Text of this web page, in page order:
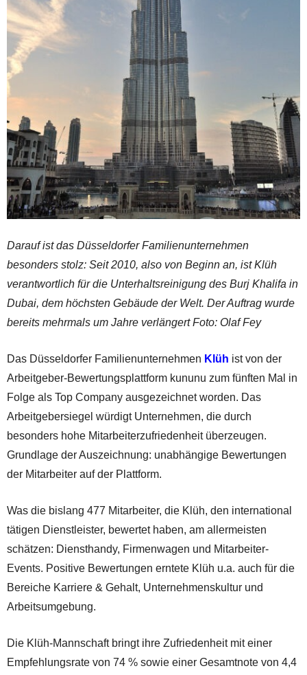
Darauf ist das Düsseldorfer Familienunternehmen
besonders stolz: Seit 2010, also von Beginn an, ist Klüh
verantwortlich für die Unterhaltsreinigung des Burj Khalifa in
Dubai, dem höchsten Gebäude der Welt. Der Auftrag wurde
bereits mehrmals um Jahre verlängert Foto: Olaf Fey
Das Düsseldorfer Familienunternehmen Klüh ist von der
Arbeitgeber-Bewertungsplattform kununu zum fünften Mal in
Folge als Top Company ausgezeichnet worden. Das
Arbeitgebersiegel würdigt Unternehmen, die durch
besonders hohe Mitarbeiterzufriedenheit überzeugen.
Grundlage der Auszeichnung: unabhängige Bewertungen
der Mitarbeiter auf der Plattform.
Was die bislang 477 Mitarbeiter, die Klüh, den international
tätigen Dienstleister, bewertet haben, am allermeisten
schätzen: Diensthandy, Firmenwagen und Mitarbeiter-
Events. Positive Bewertungen erntete Klüh u.a. auch für die
Bereiche Karriere & Gehalt, Unternehmenskultur und
Arbeitsumgebung.
Die Klüh-Mannschaft bringt ihre Zufriedenheit mit einer
Empfehlungsrate von 74 % sowie einer Gesamtnote von 4,4